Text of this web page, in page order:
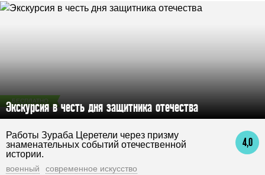
БЕСПЛАТНО
Экскурсия в честь дня защитника отечества
4,0
Работы Зураба Церетели через призму
знаменательных событий отечественной
истории.
военный современное искусство